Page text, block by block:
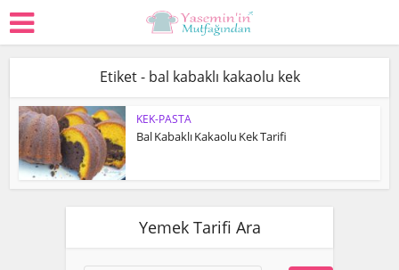
Etiket - bal kabaklı kakaolu kek
KEK-PASTA
Bal Kabaklı Kakaolu Kek Tarifi
Yemek Tarifi Ara